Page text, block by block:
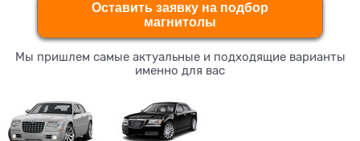
Оставить заявку на подбор
магнитолы
Мы пришлем самые актуальные и подходящие варианты
именно для вас